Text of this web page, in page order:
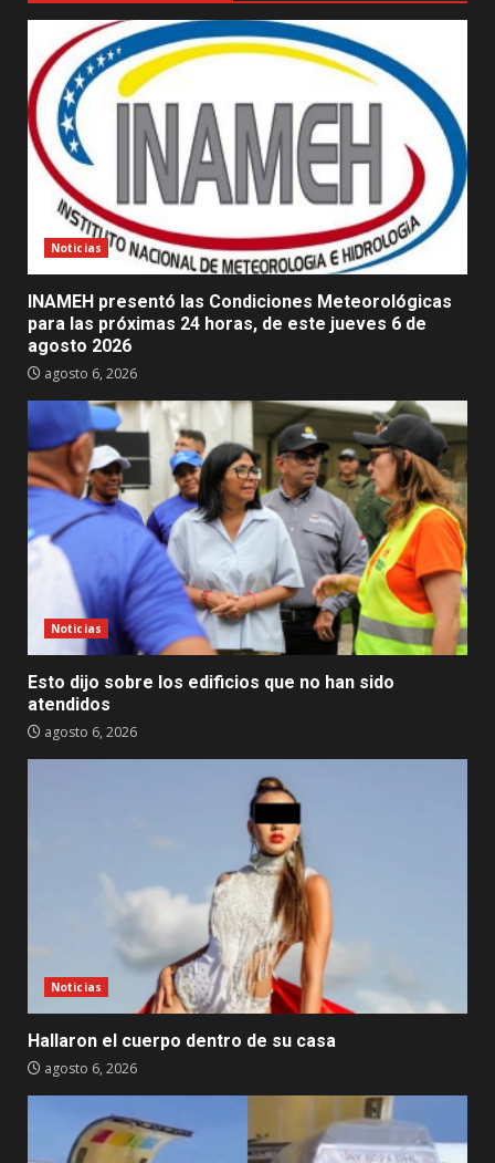
Noticias
INAMEH presentó las Condiciones Meteorológicas
para las próximas 24 horas, de este jueves 6 de
agosto 2026
agosto 6, 2026
Noticias
Esto dijo sobre los edificios que no han sido
atendidos
agosto 6, 2026
Noticias
Hallaron el cuerpo dentro de su casa
agosto 6, 2026